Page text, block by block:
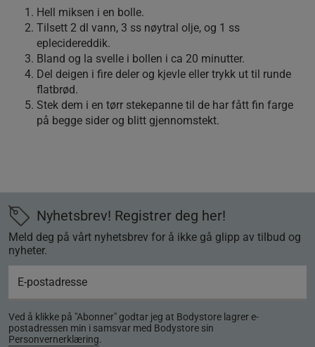
Hell miksen i en bolle.
Tilsett 2 dl vann, 3 ss nøytral olje, og 1 ss
eplecidereddik.
Bland og la svelle i bollen i ca 20 minutter.
Del deigen i fire deler og kjevle eller trykk ut til runde
flatbrød.
Stek dem i en tørr stekepanne til de har fått fin farge
på begge sider og blitt gjennomstekt.
Nyhetsbrev! Registrer deg her!
Meld deg på vårt nyhetsbrev for å ikke gå glipp av tilbud og
nyheter.
Ved å klikke på "Abonner" godtar jeg at Bodystore lagrer e-
postadressen min i samsvar med Bodystore sin
Personvernerklæring.